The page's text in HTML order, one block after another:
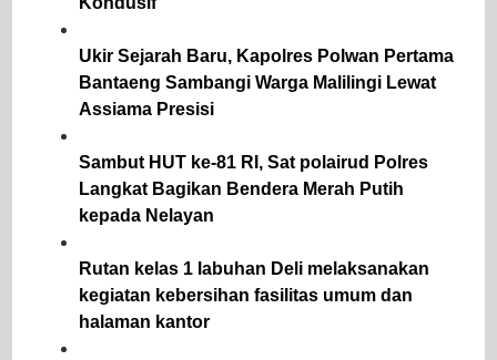
Ukir Sejarah Baru, Kapolres Polwan Pertama
Bantaeng Sambangi Warga Malilingi Lewat
Assiama Presisi
Sambut HUT ke-81 RI, Sat polairud Polres
Langkat Bagikan Bendera Merah Putih
kepada Nelayan
Rutan kelas 1 labuhan Deli melaksanakan
kegiatan kebersihan fasilitas umum dan
halaman kantor